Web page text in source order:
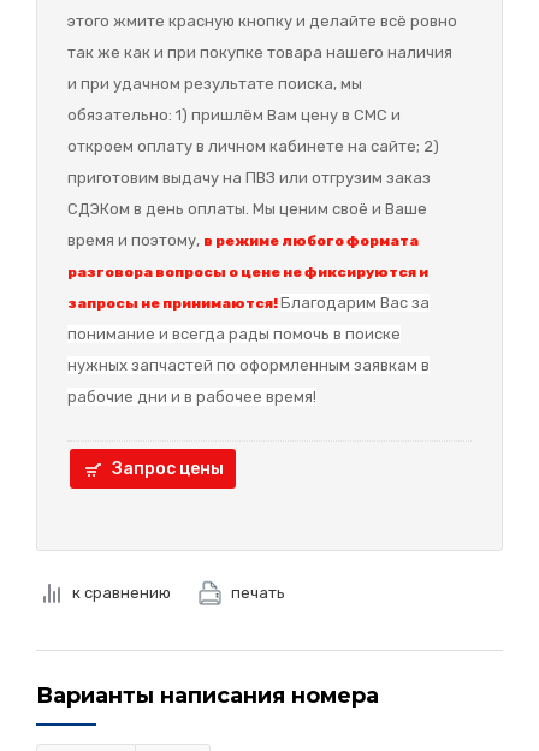
этого жмите красную кнопку и делайте всё ровно
так же как и при покупке товара нашего наличия
и при удачном результате поиска, мы
обязательно: 1) пришлём Вам цену в СМС и
откроем оплату в личном кабинете на сайте; 2)
приготовим выдачу на ПВЗ или отгрузим заказ
СДЭКом в день оплаты. Мы ценим своё и Ваше
время и поэтому, в режиме любого формата
разговора вопросы о цене не фиксируются и
запросы не принимаются!Благодарим Вас за
понимание и всегда рады помочь в поиске
нужных запчастей по оформленным заявкам в
рабочие дни и в рабочее время!
Запрос цены
к сравнению печать
Варианты написания номера